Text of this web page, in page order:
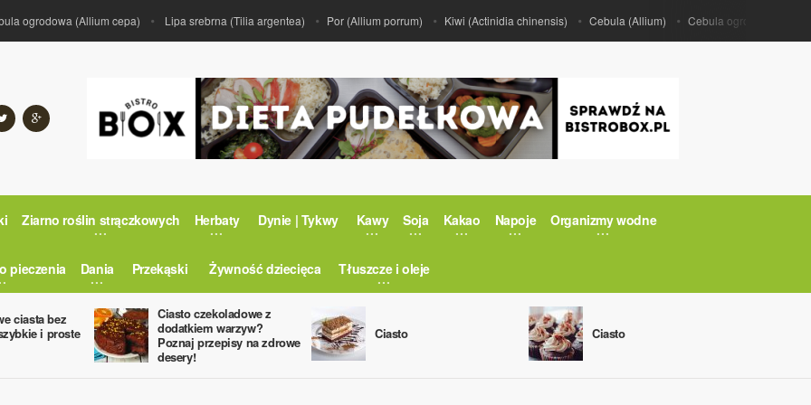
ogrodowa (Allium cepa) Lipa srebrna (Tilia argentea) Por (Allium porrum) Kiwi (Actinidia chinensis) Cebula (Allium) Cebula ogrodowa (Allium
Ziarno roślin strączkowych Herbaty Dynie | Tykwy Kawy Soja Kakao Napoje Organizmy wodne
pieczenia Dania Przekąski Żywność dziecięca Tłuszcze i oleje
ciasta bez
i proste
Ciasto czekoladowe z
dodatkiem warzyw?
Poznaj przepisy na zdrowe
desery!
Ciasto Ciasto